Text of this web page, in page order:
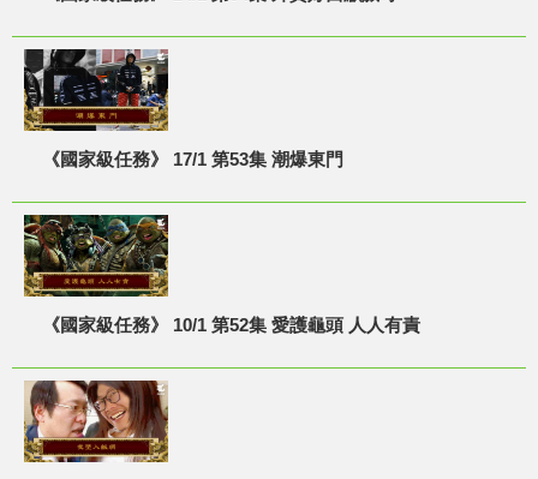
《國家級任務》 17/1 第53集 潮爆東門
《國家級任務》 10/1 第52集 愛護龜頭 人人有責